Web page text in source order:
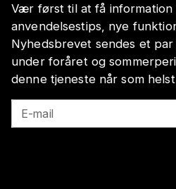
Vær først til at få information
anvendelsestips, nye
Nyhedsbrevet sendes et
under foråret og
denne tjeneste når som
E-mail